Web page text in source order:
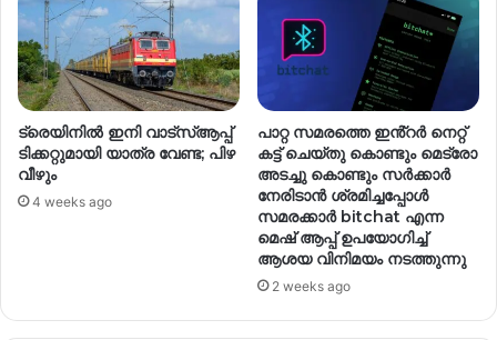
ട്രെയിനില്‍ ഇനി വാട്‌സ്ആപ്പ്
ടിക്കറ്റുമായി യാത്ര വേണ്ട; പിഴ
വീഴും
4 weeks ago
പാറ്റ സമരത്തെ ഇൻ്റർ നെറ്റ്
കട്ട് ചെയ്തു കൊണ്ടും മെട്രോ
അടച്ചു കൊണ്ടും സർക്കാർ
നേരിടാൻ ശ്രമിച്ചപ്പോൾ
സമരക്കാർ bitchat എന്ന
മെഷ് ആപ്പ് ഉപയോഗിച്ച്
ആശയ വിനിമയം നടത്തുന്നു
2 weeks ago